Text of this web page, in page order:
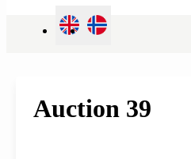
Auction 39